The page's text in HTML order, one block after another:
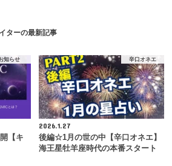
ターの最新記事
知らせ
【キ
辛口オネエ
2026.1.27
後編☆1月の世の中【辛口オネエ】
海王星牡羊座時代の本番スタート